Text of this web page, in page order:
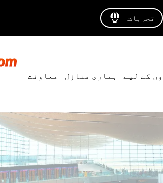
تجربات
معاونت ہماری منازل کے لیے